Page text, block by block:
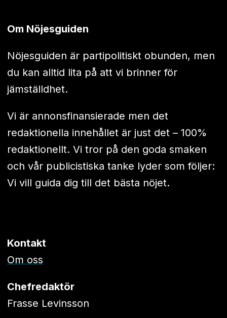
Om Nöjesguiden
Nöjesguiden är partipolitiskt obunden, men
du kan alltid lita på att vi brinner för
jämställdhet.
Vi är annonsfinansierade men det
redaktionella innehållet är just det – 100%
redaktionellt. Vi tror på den goda smaken
och vår publicistiska tanke lyder som följer:
Vi vill guida dig till det bästa nöjet.
Kontakt
Om oss
Chefredaktör
Frasse Levinsson